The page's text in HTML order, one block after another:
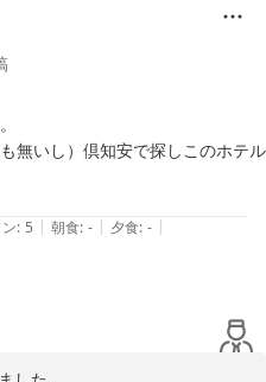
無いし）倶知安で探しこのホテル
　何となく解ると言ってました。
い物して自炊できます。
まく利用してます。
快適に過ごせると思います。
: 5 | 朝食: - | 夕食: - |